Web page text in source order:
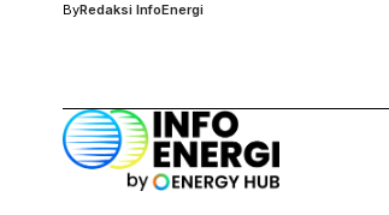
ByRedaksi InfoEnergi